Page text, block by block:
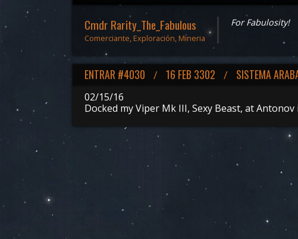
Cmdr Rarity_The_Fabulous
Comerciante, Exploración, Mineria
For Fabulosity!
ENTRAR #4030 / 16 FEB 3302 / SISTEMA
02/15/16
Docked my Viper Mk III, Sexy Beast, at